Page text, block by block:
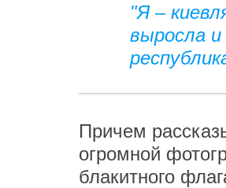
"Я –
выросла
Причем
огромной
блакитного